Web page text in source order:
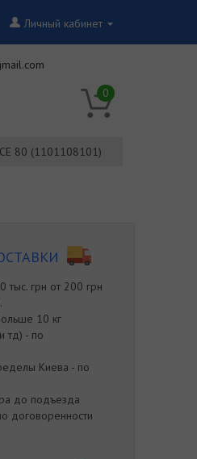
Личный кабинет
0
80 (1101108101)
тыс. грн от 200 грн
10 кг
тд) - по
Киева - по
до подъезда
договоренности